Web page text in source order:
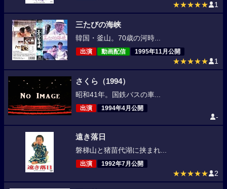
★★★★★ 1
三たびの海峡
韓国・釜山。70歳の河時...
出演 動画配信 1995年11月公開
★★★★★ 1
さくら（1994）
昭和41年。国鉄バスの車...
出演 1994年4月公開
-
遠き落日
磐梯山と猪苗代湖に挟まれ...
出演 1992年7月公開
★★★★★ 2